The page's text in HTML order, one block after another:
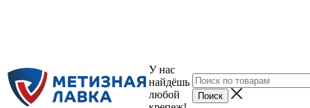
У нас
найдёшь
любой